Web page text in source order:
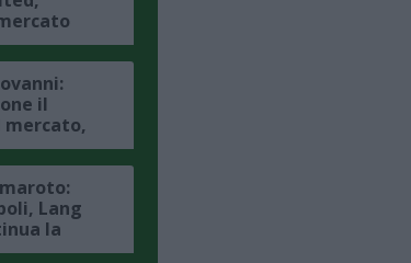
il
mercato,
Nunez
i
Lang
la
nel